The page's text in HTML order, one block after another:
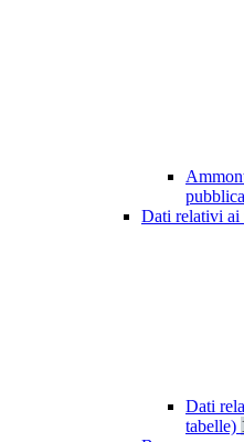
Dati relativi ai
Dati
tabelle)